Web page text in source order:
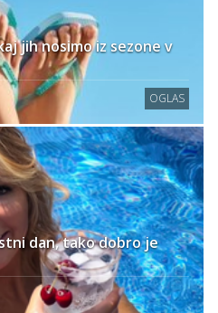
jih nosimo iz sezone v
OGLAS
dan, tako dobro je